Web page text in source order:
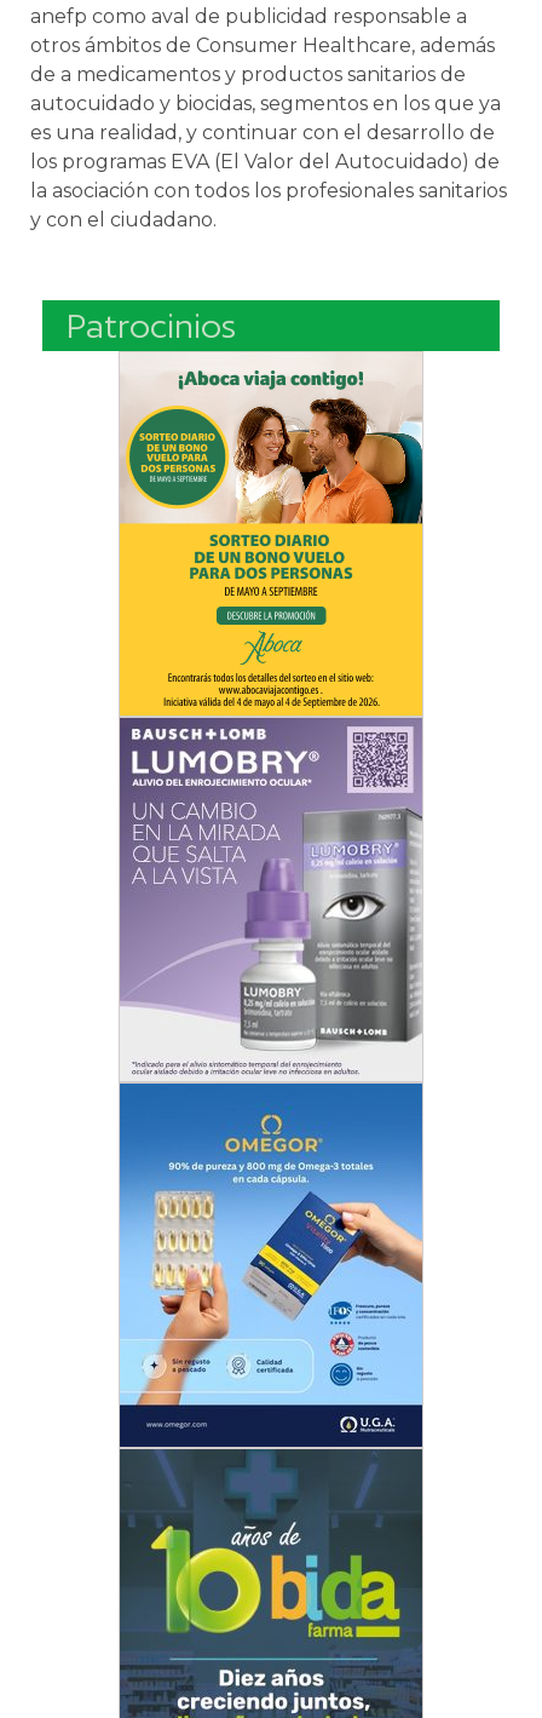
anefp como aval de publicidad responsable a
otros ámbitos de Consumer Healthcare, además
de a medicamentos y productos sanitarios de
autocuidado y biocidas, segmentos en los que ya
es una realidad, y continuar con el desarrollo de
los programas EVA (El Valor del Autocuidado) de
la asociación con todos los profesionales sanitarios
y con el ciudadano.
Patrocinios